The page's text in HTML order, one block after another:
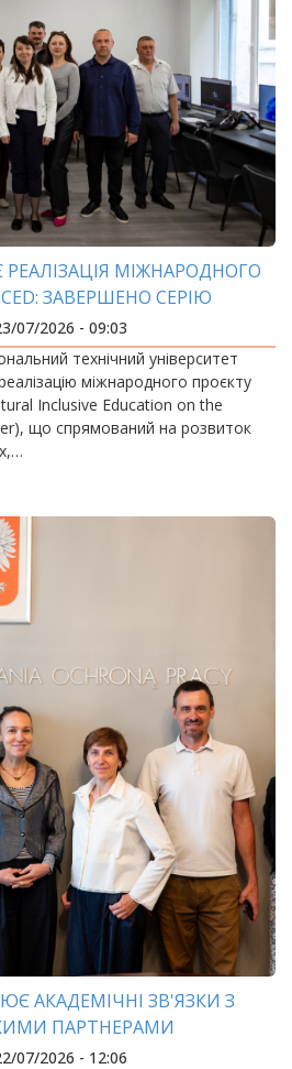
МІЖНАРОДНОГО
ЗАВЕРШЕНО СЕРІЮ
ДЛЯ УКРАЇНСЬКИХ І
УЧАСНИКІВ
07/2026 - 09:03
технічний університет
міжнародного проєкту
Inclusive Education on the
що спрямований на розвиток
АКАДЕМІЧНІ ЗВ'ЯЗКИ З
ПАРТНЕРАМИ
07/2026 - 12:06